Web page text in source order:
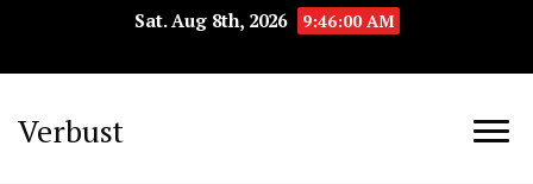
Sat. Aug 8th, 2026 9:46:01 AM
Verbust